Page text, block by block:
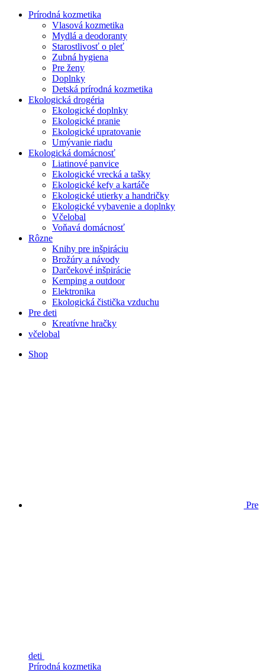
Prírodná kozmetika
Vlasová kozmetika
Mydlá a deodoranty
Starostlivosť o pleť
Zubná hygiena
Pre ženy
Doplnky
Detská prírodná kozmetika
Ekologická drogéria
Ekologické doplnky
Ekologické pranie
Ekologické upratovanie
Umývanie riadu
Ekologická domácnosť
Liatinové panvice
Ekologické vrecká a tašky
Ekologické kefy a kartáče
Ekologické utierky a handričky
Ekologické vybavenie a doplnky
Včelobal
Voňavá domácnosť
Rôzne
Knihy pre inšpiráciu
Brožúry a návody
Darčekové inšpirácie
Kemping a outdoor
Elektronika
Ekologická čistička vzduchu
Pre deti
Kreatívne hračky
včelobal
Shop
Pre
deti
Prírodná kozmetika